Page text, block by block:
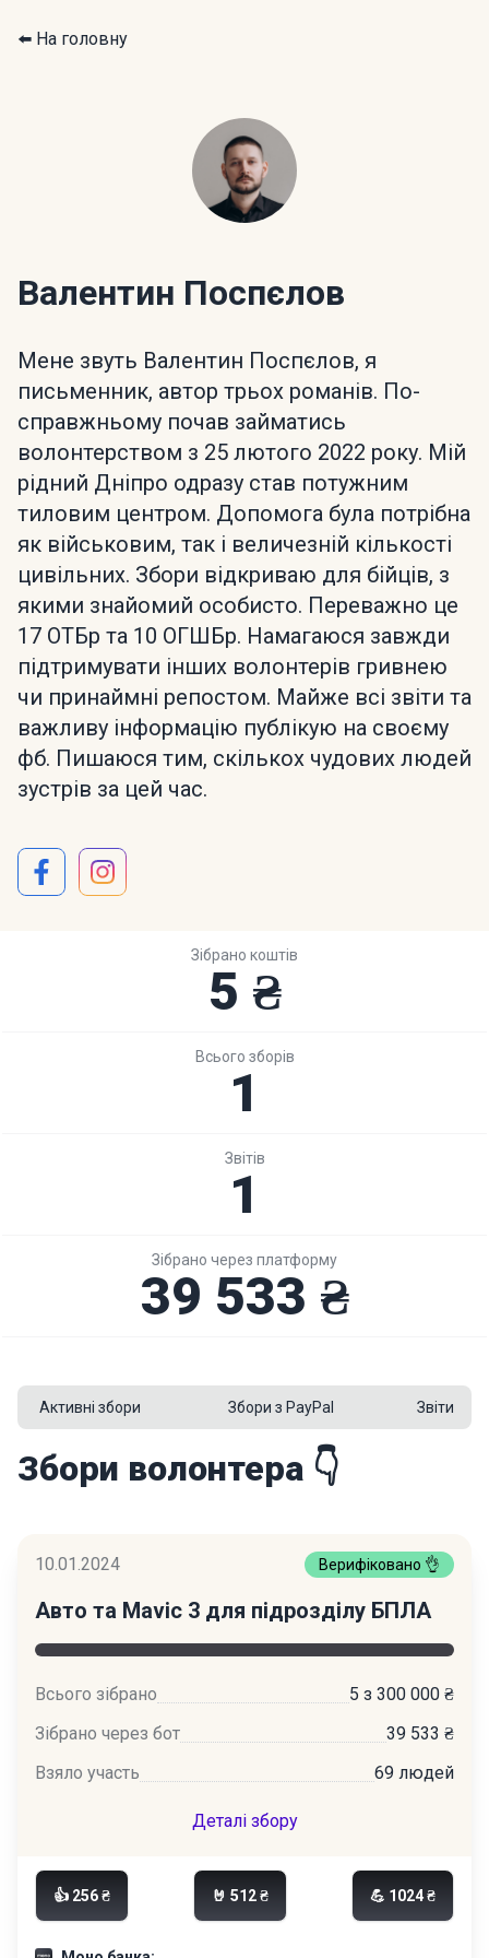
⬅️ На головну
Валентин Поспєлов
Мене звуть Валентин Поспєлов, я
письменник, автор трьох романів. По-
справжньому почав займатись
волонтерством з 25 лютого 2022 року. Мій
рідний Дніпро одразу став потужним
тиловим центром. Допомога була потрібна
як військовим, так і величезній кількості
цивільних. Збори відкриваю для бійців, з
якими знайомий особисто. Переважно це
17 ОТБр та 10 ОГШБр. Намагаюся завжди
підтримувати інших волонтерів гривнею
чи принаймні репостом. Майже всі звіти та
важливу інформацію публікую на своєму
фб. Пишаюся тим, скількох чудових людей
зустрів за цей час.
Всього зборів
1
Звітів
1
Зібрано коштів
5 ₴
Зібрано через платформу
39 533 ₴
Збори волонтера 👇
Активні збори Збори з PayPal Звіти
10.01.2024 Верифіковано 👌
Авто та Mavic 3 для підрозділу БПЛА
Всього зібрано
5 з 300 000 ₴
Зібрано через бот
39 533 ₴
Взяло участь
69 людей
Деталі збору
👍 256 ₴ 🤘 512 ₴ 💪 1024 ₴